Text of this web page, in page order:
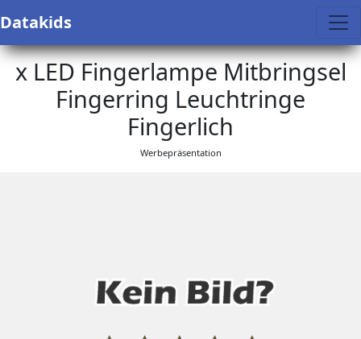
Datakids
x LED Fingerlampe Mitbringsel
Fingerring Leuchtringe
Fingerlich
Werbepräsentation